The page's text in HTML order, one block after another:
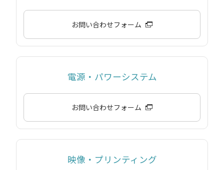
お問い合わせフォーム
電源・パワーシステム
お問い合わせフォーム
映像・プリンティング